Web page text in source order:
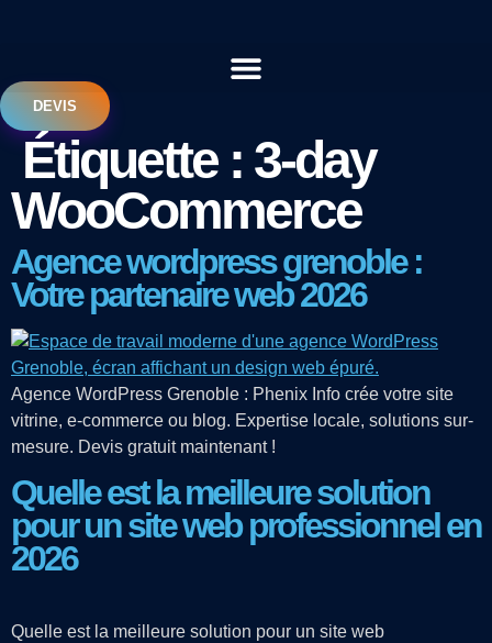
DEVIS
Étiquette : 3-day
WooCommerce
Agence wordpress grenoble :
Votre partenaire web 2026
Agence WordPress Grenoble : Phenix Info crée votre site
vitrine, e-commerce ou blog. Expertise locale, solutions sur-
mesure. Devis gratuit maintenant !
Quelle est la meilleure solution
pour un site web professionnel en
2026
Quelle est la meilleure solution pour un site web